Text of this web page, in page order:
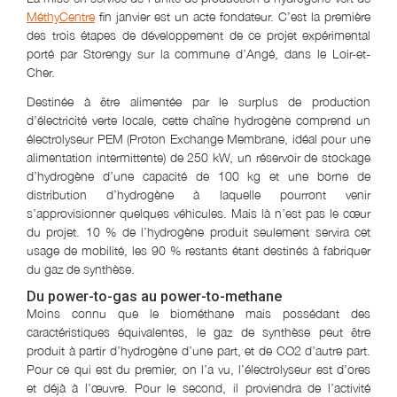
MéthyCentre fin janvier est un acte fondateur. C’est la première
des trois étapes de développement de ce projet expérimental
porté par Storengy sur la commune d’Angé, dans le Loir-et-
Cher.
Destinée à être alimentée par le surplus de production
d’électricité verte locale, cette chaîne hydrogène comprend un
électrolyseur PEM (Proton Exchange Membrane, idéal pour une
alimentation intermittente) de 250 kW, un réservoir de stockage
d’hydrogène d’une capacité de 100 kg et une borne de
distribution d’hydrogène à laquelle pourront venir
s’approvisionner quelques véhicules. Mais là n’est pas le cœur
du projet. 10 % de l’hydrogène produit seulement servira cet
usage de mobilité, les 90 % restants étant destinés à fabriquer
du gaz de synthèse.
Du power-to-gas au power-to-methane
Moins connu que le biométhane mais possédant des
caractéristiques équivalentes, le gaz de synthèse peut être
produit à partir d’hydrogène d’une part, et de CO2 d’autre part.
Pour ce qui est du premier, on l’a vu, l’électrolyseur est d’ores
et déjà à l’œuvre. Pour le second, il proviendra de l’activité